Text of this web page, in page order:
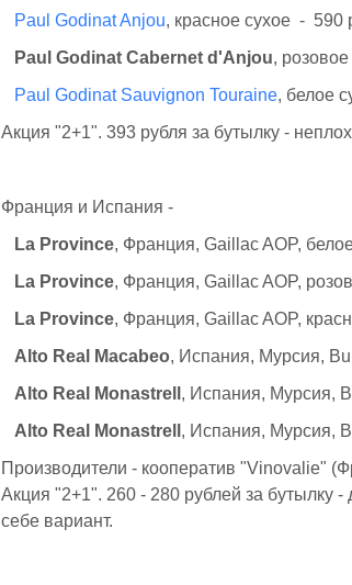
Paul Godinat Anjou, красное сухое - 590
Paul Godinat Cabernet d'Anjou,
Paul Godinat Sauvignon Touraine, белое
Акция "2+1". 393 рубля за бутылку -
Франция и Испания -
La Province, Франция, Gaillac AOP,
La Province, Франция, Gaillac AOP,
La Province, Франция, Gaillac AOP,
Alto Real Macabeo, Испания, Мурсия,
Alto Real Monastrell , Испания, Мурсия,
Alto Real Monastrell , Испания, Мурсия,
Производители - кооператив "Vinovalie"
Акция "2+1". 260 - 280 рублей за бутылку
себе вариант.